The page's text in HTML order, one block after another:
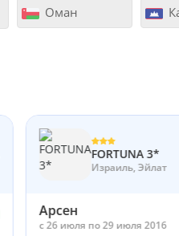
Оман
FORTUNA 3*
Израиль, Эйлат
Арсен
c 26 июля по 29 июля 2016